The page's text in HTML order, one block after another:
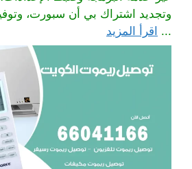
وتجديد اشتراك بي أن سبورت،
... اقرأ المزيد